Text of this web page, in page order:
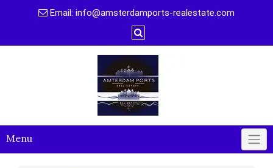
gaan
Email: info@amsterdamports-realestate.com
Menu